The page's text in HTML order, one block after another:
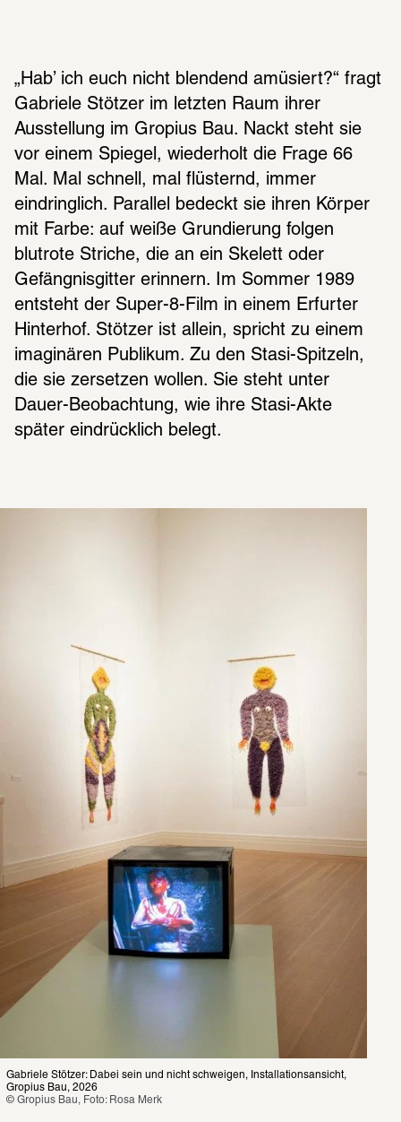
„Hab’ ich euch nicht blendend amüsiert?“ fragt
Gabriele Stötzer im letzten Raum ihrer
Ausstellung im Gropius Bau. Nackt steht sie
vor einem Spiegel, wiederholt die Frage 66
Mal. Mal schnell, mal flüsternd, immer
eindringlich. Parallel bedeckt sie ihren Körper
mit Farbe: auf weiße Grundierung folgen
blutrote Striche, die an ein Skelett oder
Gefängnisgitter erinnern. Im Sommer 1989
entsteht der Super-8-Film in einem Erfurter
Hinterhof. Stötzer ist allein, spricht zu einem
imaginären Publikum. Zu den Stasi-Spitzeln,
die sie zersetzen wollen. Sie steht unter
Dauer-Beobachtung, wie ihre Stasi-Akte
später eindrücklich belegt.
Gabriele Stötzer: Dabei sein und nicht schweigen, Installationsansicht,
Gropius Bau, 2026
© Gropius Bau, Foto: Rosa Merk